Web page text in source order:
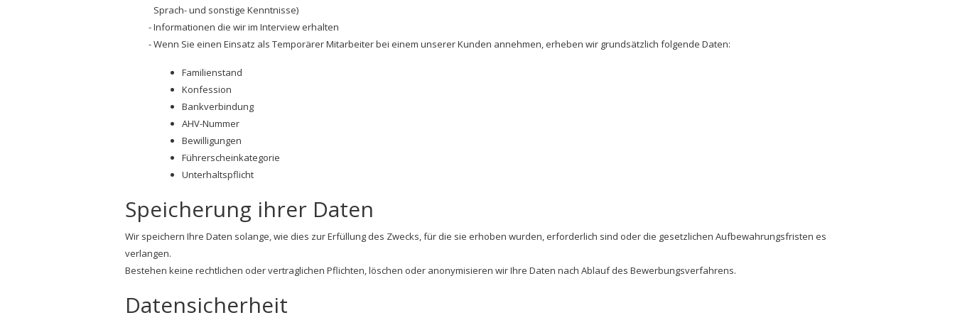
Sprach- und sonstige Kenntnisse)
Informationen die wir im Interview erhalten
Wenn Sie einen Einsatz als Temporärer Mitarbeiter bei einem unserer Kunden annehmen, erheben wir grundsätzlich folgende Daten:
Familienstand
Konfession
Bankverbindung
AHV-Nummer
Bewilligungen
Führerscheinkategorie
Unterhaltspflicht
Speicherung ihrer Daten
Wir speichern Ihre Daten solange, wie dies zur Erfüllung des Zwecks, für die sie erhoben wurden, erforderlich sind oder die gesetzlichen Aufbewahrungsfristen es
verlangen.
Bestehen keine rechtlichen oder vertraglichen Pflichten, löschen oder anonymisieren wir Ihre Daten nach Ablauf des Bewerbungsverfahrens.
Datensicherheit